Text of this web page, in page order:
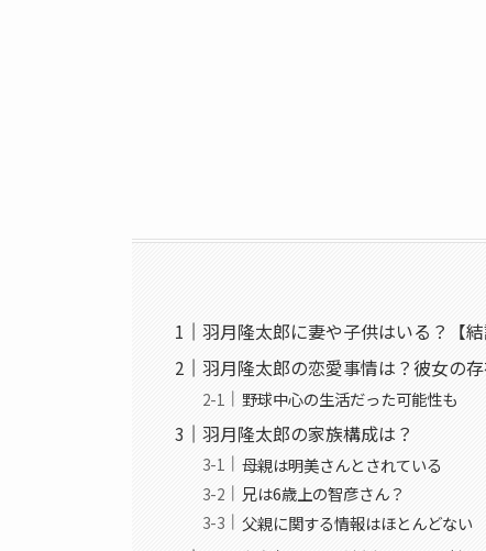
羽月隆太郎に妻や子供はいる？【結
羽月隆太郎の恋愛事情は？彼女の
野球中心の生活だった可能性も
羽月隆太郎の家族構成は？
母親は明美さんとされている
兄は6歳上の智彦さん？
父親に関する情報はほとんどない